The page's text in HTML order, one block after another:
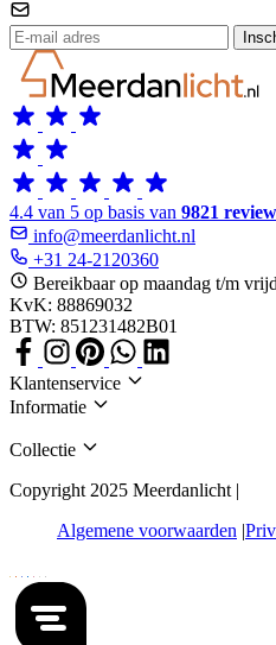
4.4 van 5 op basis van 9821
info@meerdanlicht.nl
+31 24-2120360
Bereikbaar op maandag t/m
KvK: 88869032
BTW: 851231482B01
Klantenservice
Informatie
Collectie
Copyright 2025 Meerdanlicht |
Algemene voorwaarden